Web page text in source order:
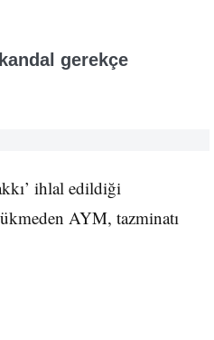
gerekçe
ihlal edildiği
AYM, tazminatı